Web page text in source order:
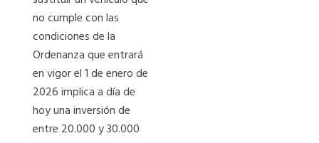
no cumple con las
condiciones de la
Ordenanza que entrará
en vigor el 1 de enero de
2026 implica a día de
hoy una inversión de
entre 20.000 y 30.000